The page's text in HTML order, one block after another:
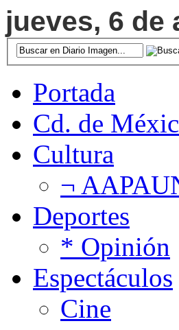
jueves, 6 de
Portada
Cd. de
Cultura
¬
Deportes
* Opinión
Espectáculos
Cine